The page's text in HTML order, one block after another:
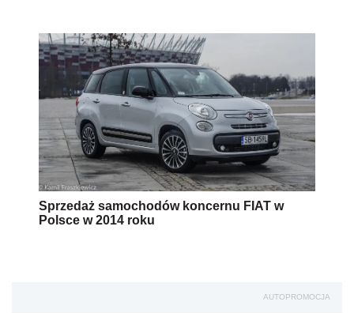
Sprzedaż samochodów koncernu FIAT w
Polsce w 2014 roku
AUTOPROMOCJA